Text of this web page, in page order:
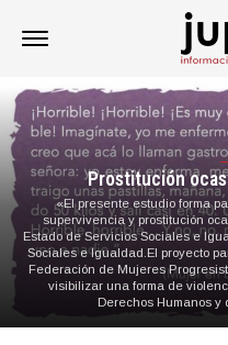
Prostitución
«El presente estudio forma
supervivencia y prostitución
Estado de Servicios Sociales e
Sociales e Igualdad.El proyecto
Federación de Mujeres
visibilizar una forma de
Derechos Humanos